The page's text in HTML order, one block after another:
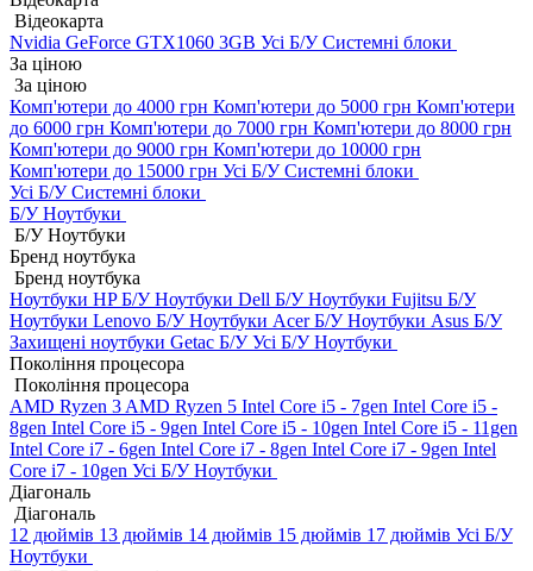
Відеокарта
Nvidia GeForce GTX1060 3GB Усі Б/У Системні блоки
За ціною
За ціною
Комп'ютери до 4000 грн Комп'ютери до 5000 грн Комп'ютери
до 6000 грн Комп'ютери до 7000 грн Комп'ютери до 8000 грн
Комп'ютери до 9000 грн Комп'ютери до 10000 грн
Комп'ютери до 15000 грн Усі Б/У Системні блоки
Усі Б/У Системні блоки
Б/У Ноутбуки
Б/У Ноутбуки
Бренд ноутбука
Бренд ноутбука
Ноутбуки HP Б/УНоутбуки Dell Б/УНоутбуки Fujitsu Б/У
Ноутбуки Lenovo Б/УНоутбуки Acer Б/УНоутбуки Asus Б/У
Захищені ноутбуки Getac Б/УУсі Б/У Ноутбуки
Покоління процесора
Покоління процесора
AMD Ryzen 3 AMD Ryzen 5 Intel Core i5 - 7gen Intel Core i5 -
8gen Intel Core i5 - 9gen Intel Core i5 - 10gen Intel Core i5 - 11gen
Intel Core i7 - 6gen Intel Core i7 - 8gen Intel Core i7 - 9gen Intel
Core i7 - 10gen Усі Б/У Ноутбуки
Діагональ
Діагональ
12 дюймів 13 дюймів 14 дюймів 15 дюймів 17 дюймів Усі Б/У
Ноутбуки